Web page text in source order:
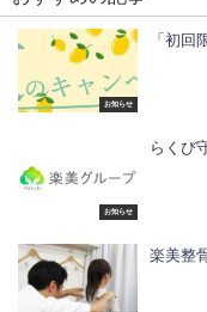
お知らせ
「初回
お知らせ
らくび
楽美整